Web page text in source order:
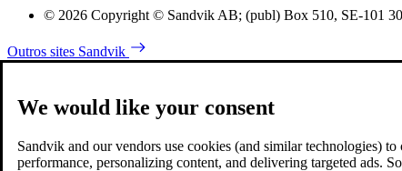
© 2026 Copyright © Sandvik AB; (publ) Box 510, SE-101
Outros sites Sandvik
We would like your consent
Sandvik and our vendors use cookies (and similar technologies)
performance, personalizing content, and delivering targeted ads.